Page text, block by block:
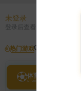
未登录
登录后查看
热门游戏
体育